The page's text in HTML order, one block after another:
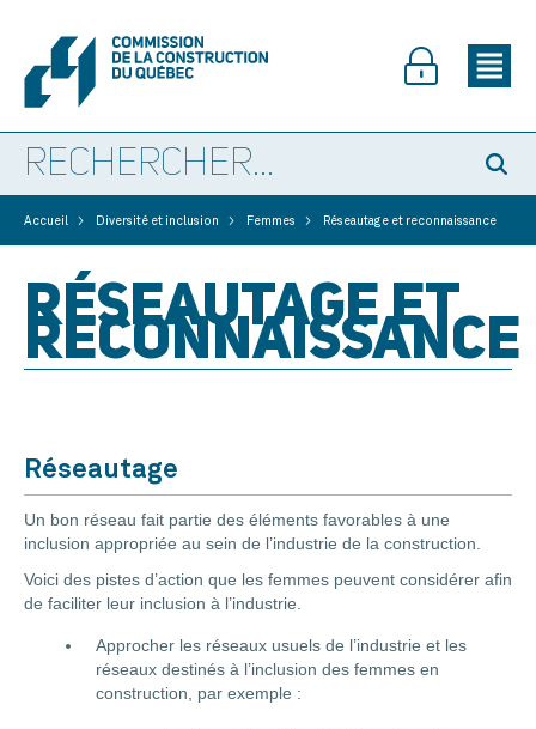
Accueil > Diversité et inclusion > Femmes > Réseautage et reconnaissance
RÉSEAUTAGE ET
RECONNAISSANCE
Réseautage
Un bon réseau fait partie des éléments favorables à une
inclusion appropriée au sein de l’industrie de la construction.
Voici des pistes d’action que les femmes peuvent considérer afin
de faciliter leur inclusion à l’industrie.
Approcher les réseaux usuels de l’industrie et les
réseaux destinés à l’inclusion des femmes en
construction, par exemple :